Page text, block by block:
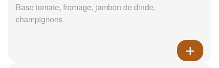
Base tomate, fromage, jambon de dinde,
champignons